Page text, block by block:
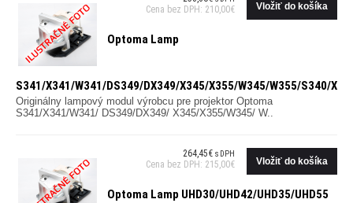
Cena bez DPH: 210,00€
Optoma Lamp
S341/X341/W341/DS349/DX349/X345/X355/W345/W355/S340/
Originálny lampový modul výrobcu pre projektor Optoma
S341/X341/W341/ DS349/DX349/ X345/X355/W345/ W..
264,45€ s DPH
Cena bez DPH: 215,00€
Optoma Lamp UHD30/UHD42/UHD35/UHD55